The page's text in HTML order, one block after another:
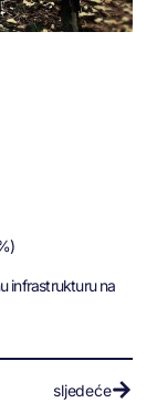
infrastrukturu na
sljedeće